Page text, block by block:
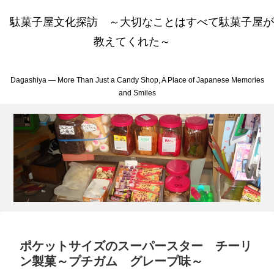
駄菓子屋文化探訪 ～大切なことはすべて駄菓子屋が
教えてくれた～
Dagashiya — More Than Just a Candy Shop, A Place of Japanese Memories
and Smiles
ポケットサイズのスーパースター チーリ
ン製菓～プチガム グレープ味～